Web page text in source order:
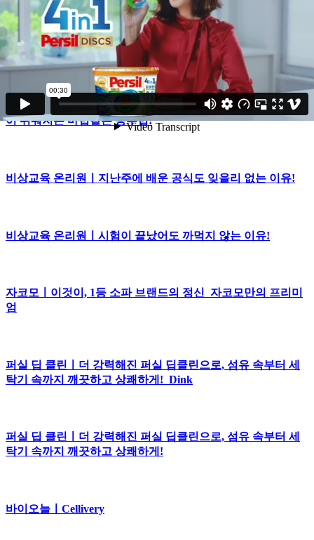
우르오스 올인원 모이스처라이저ㅣ남자의 피부건강 올인원편
비상교육 온리원ㅣ중학생 머리 속에서 무슨 일이?! 학교 시험
이 쉬워지는 마법같은 공부법!
비상교육 온리원ㅣ지난주에 배운 공식도 잊을리 없는 이유!
비상교육 온리원ㅣ시험이 끝났어도 까먹지 않는 이유!
자코모ㅣ이것이, 1등 소파 브랜드의 정신_자코모만의 프리미
엄
퍼실 딥 클린ㅣ더 강력해진 퍼실 딥클린으로, 섬유 속부터 세
탁기 속까지 깨끗하고 상쾌하게!_Dink
퍼실 딥 클린ㅣ더 강력해진 퍼실 딥클린으로, 섬유 속부터 세
탁기 속까지 깨끗하고 상쾌하게!
바이오늘ㅣCellivery